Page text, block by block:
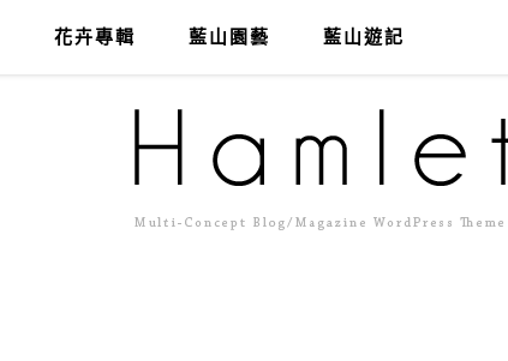
花卉專輯 藍山園藝 藍山遊記